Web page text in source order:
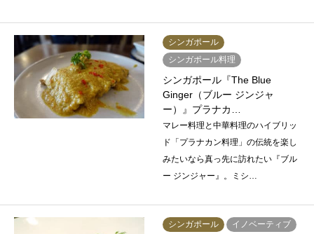
シンガポール
シンガポール料理
シンガポール『The Blue
Ginger（ブルー ジンジャ
ー）』プラナカ…
マレー料理と中華料理のハイブリッ
ド「プラナカン料理」の伝統を楽し
みたいなら真っ先に訪れたい『ブル
ー ジンジャー』。ミシ…
シンガポール イノベーティブ